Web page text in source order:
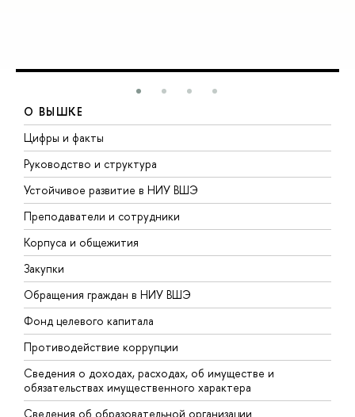
О ВЫШКЕ
Цифры и факты
Руководство и структура
Устойчивое развитие в НИУ ВШЭ
Преподаватели и сотрудники
Корпуса и общежития
Закупки
Обращения граждан в НИУ ВШЭ
Фонд целевого капитала
Противодействие коррупции
Сведения о доходах, расходах, об имуществе и
обязательствах имущественного характера
Сведения об образовательной организации